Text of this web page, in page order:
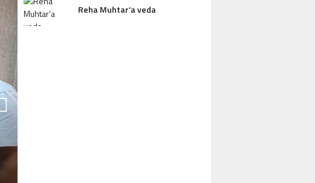
KAZDAĞLARI’NIN GÖZDESI ANTIK
HOTEL MISAFIRLERINDEN TAM NOT
Reha Muhtar’a veda